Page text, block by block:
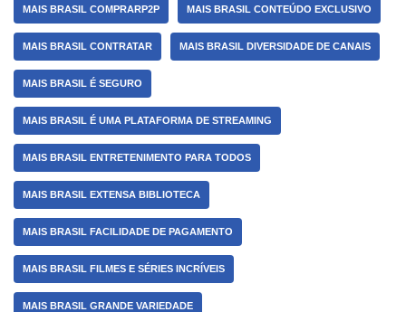
MAIS BRASIL COMPRARP2P MAIS BRASIL CONTEÚDO EXCLUSIVO
MAIS BRASIL CONTRATAR MAIS BRASIL DIVERSIDADE DE CANAIS
MAIS BRASIL É SEGURO
MAIS BRASIL É UMA PLATAFORMA DE STREAMING
MAIS BRASIL ENTRETENIMENTO PARA TODOS
MAIS BRASIL EXTENSA BIBLIOTECA
MAIS BRASIL FACILIDADE DE PAGAMENTO
MAIS BRASIL FILMES E SÉRIES INCRÍVEIS
MAIS BRASIL GRANDE VARIEDADE